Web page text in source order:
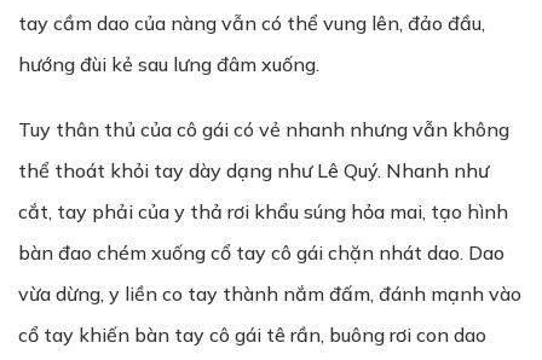
tay cầm dao của nàng vẫn có thể vung lên, đảo đầu,
hướng đùi kẻ sau lưng đâm xuống.
Tuy thân thủ của cô gái có vẻ nhanh nhưng vẫn không
thể thoát khỏi tay dày dạng như Lê Quý. Nhanh như
cắt, tay phải của y thả rơi khẩu súng hỏa mai, tạo hình
bàn đao chém xuống cổ tay cô gái chặn nhát dao. Dao
vừa dừng, y liền co tay thành nắm đấm, đánh mạnh vào
cổ tay khiến bàn tay cô gái tê rần, buông rơi con dao